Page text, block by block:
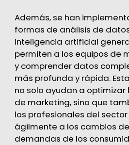
Además, se han
formas de análisis de
inteligencia artificial
permiten a los equipos de
y comprender datos
más profunda y rápida.
no solo ayudan a
de marketing, sino que
los profesionales del
ágilmente a los cambios
demandas de los